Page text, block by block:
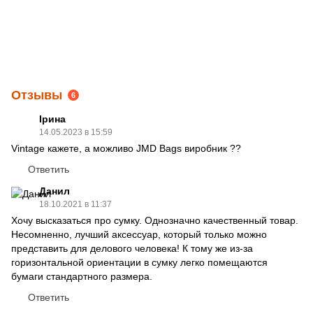
Отзывы 6
Ірина
14.05.2023 в 15:59
Vintage кажете, а можливо JMD Bags виробник ??
Ответить
Данил
18.10.2021 в 11:37
Хочу высказаться про сумку. Однозначно качественный товар.
Несомненно, лучший аксессуар, который только можно
представить для делового человека! К тому же из-за
горизонтальной ориентации в сумку легко помещаются
бумаги стандартного размера.
Ответить